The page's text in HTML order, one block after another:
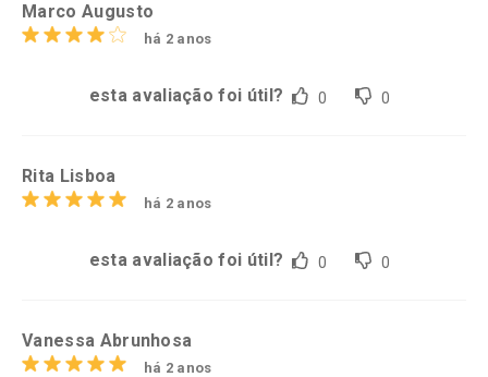
Marco Augusto
há 2 anos
esta avaliação foi útil? 0 0
Rita Lisboa
há 2 anos
esta avaliação foi útil? 0 0
Vanessa Abrunhosa
há 2 anos